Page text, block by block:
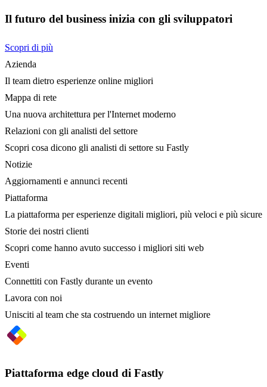
Il futuro del business inizia con gli sviluppatori
Scopri di più
Azienda
Il team dietro esperienze online migliori
Mappa di rete
Una nuova architettura per l'Internet moderno
Relazioni con gli analisti del settore
Scopri cosa dicono gli analisti di settore su Fastly
Notizie
Aggiornamenti e annunci recenti
Piattaforma
La piattaforma per esperienze digitali migliori, più veloci e più sicure
Storie dei nostri clienti
Scopri come hanno avuto successo i migliori siti web
Eventi
Connettiti con Fastly durante un evento
Lavora con noi
Unisciti al team che sta costruendo un internet migliore
Piattaforma edge cloud di Fastly